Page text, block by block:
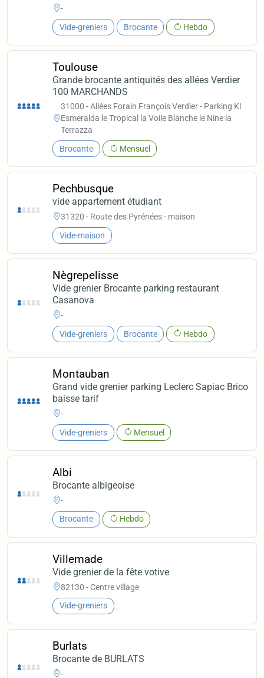
-
Vide-greniers Brocante Hebdo
Toulouse
Grande brocante antiquités des allées Verdier
100 MARCHANDS
31000 - Allées Forain François Verdier - Parking Kl
Esmeralda le Tropical la Voile Blanche le Nine la
Terrazza
Brocante Mensuel
Pechbusque
vide appartement étudiant
31320 - Route des Pyrénées - maison
Vide-maison
Nègrepelisse
Vide grenier Brocante parking restaurant
Casanova
-
Vide-greniers Brocante Hebdo
Montauban
Grand vide grenier parking Leclerc Sapiac Brico
baisse tarif
-
Vide-greniers Mensuel
Albi
Brocante albigeoise
-
Brocante Hebdo
Villemade
Vide grenier de la fête votive
82130 - Centre village
Vide-greniers
Burlats
Brocante de BURLATS
-